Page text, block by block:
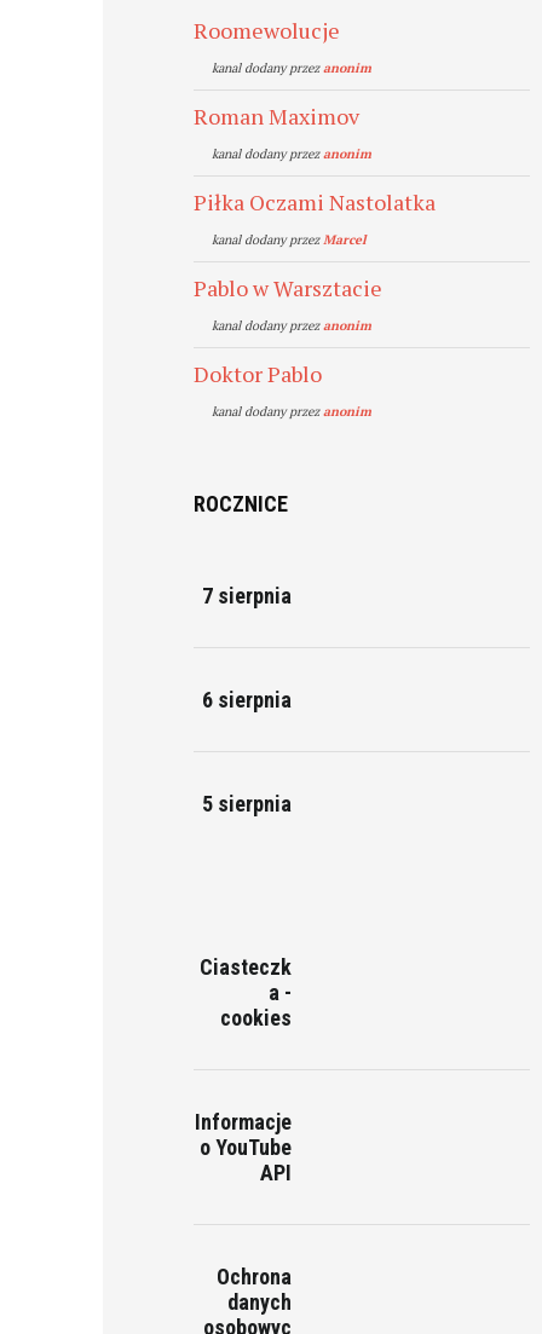
Roomewolucje
kanal dodany przezanonim
Roman Maximov
kanal dodany przezanonim
Piłka Oczami Nastolatka
kanal dodany przezMarcel
Pablo w Warsztacie
kanal dodany przezanonim
Doktor Pablo
kanal dodany przezanonim
ROCZNICE
7 sierpnia
6 sierpnia
5 sierpnia
Ciasteczk
a -
cookies
Informacje
o YouTube
API
Ochrona
danych
osobowyc